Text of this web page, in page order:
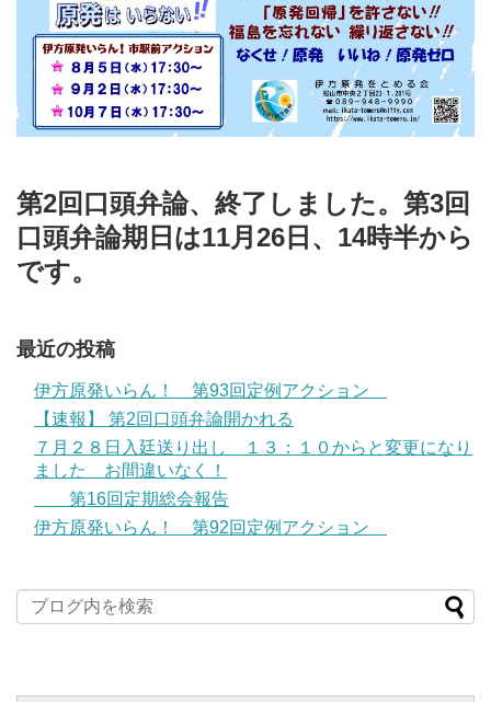
第2回口頭弁論、終了しました。第3回
口頭弁論期日は11月26日、14時半から
です。
最近の投稿
伊方原発いらん！ 第93回定例アクション
【速報】 第2回口頭弁論開かれる
７月２８日入廷送り出し １３：１０からと変更になり
ました お間違いなく！
第16回定期総会報告
伊方原発いらん！ 第92回定例アクション